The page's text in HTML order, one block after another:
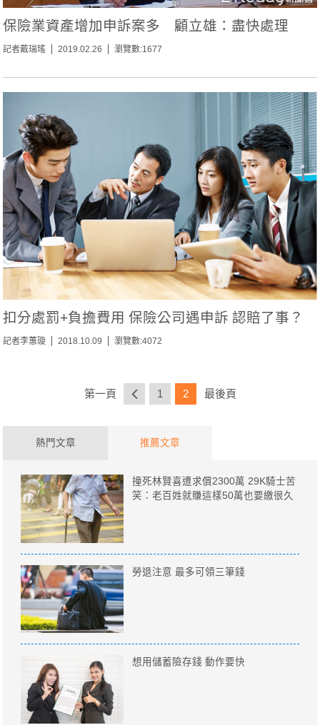
保險業資產增加申訴案多 顧立雄：盡快處理
記者戴瑞瑤 2019.02.26 瀏覽數:1677
扣分處罰+負擔費用 保險公司遇申訴 認賠了事？
記者李蕙璇 2018.10.09 瀏覽數:4072
第一頁 1 2 最後頁
熱門文章 推薦文章
撞死林賢喜遭求償2300萬 29K騎士苦
笑：老百姓就賺這樣50萬也要繳很久
勞退注意 最多可領三筆錢
想用儲蓄險存錢 動作要快